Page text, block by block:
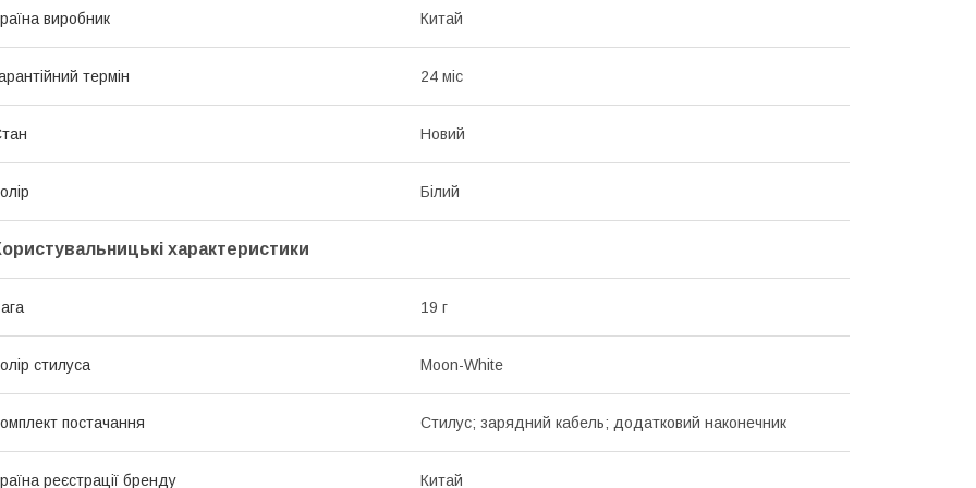
виробник Китай
термін 24 міс
Новий
Білий
характеристики
19 г
стилуса Moon-White
постачання Стилус; зарядний кабель; додатковий наконечник
реєстрації бренду Китай